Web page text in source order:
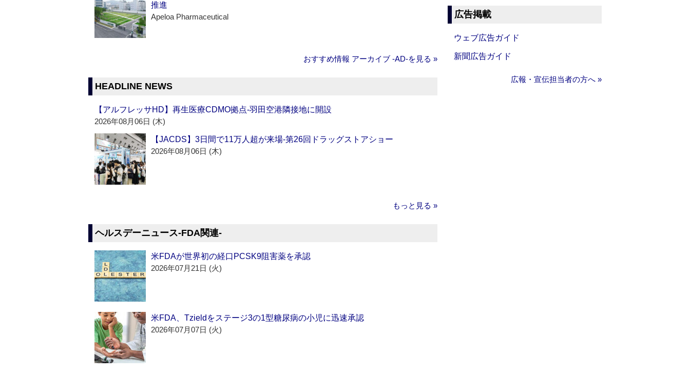
推進
Apeloa Pharmaceutical
おすすめ情報 アーカイブ ‐AD‐を見る »
HEADLINE NEWS
【アルフレッサHD】再生医療CDMO拠点‐羽田空港隣接地に開設
2026年08月06日 (木)
【JACDS】3日間で11万人超が来場‐第26回ドラッグストアショー
2026年08月06日 (木)
もっと見る »
ヘルスデーニュース‐FDA関連‐
米FDAが世界初の経口PCSK9阻害薬を承認
2026年07月21日 (火)
米FDA、Tzieldをステージ3の1型糖尿病の小児に迅速承認
2026年07月07日 (火)
広告掲載
ウェブ広告ガイド
新聞広告ガイド
広報・宣伝担当者の方へ »